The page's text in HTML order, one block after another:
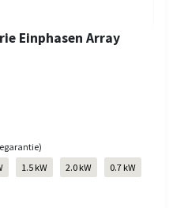
Einphasen Array
1.5 kW 2.0 kW 0.7 kW